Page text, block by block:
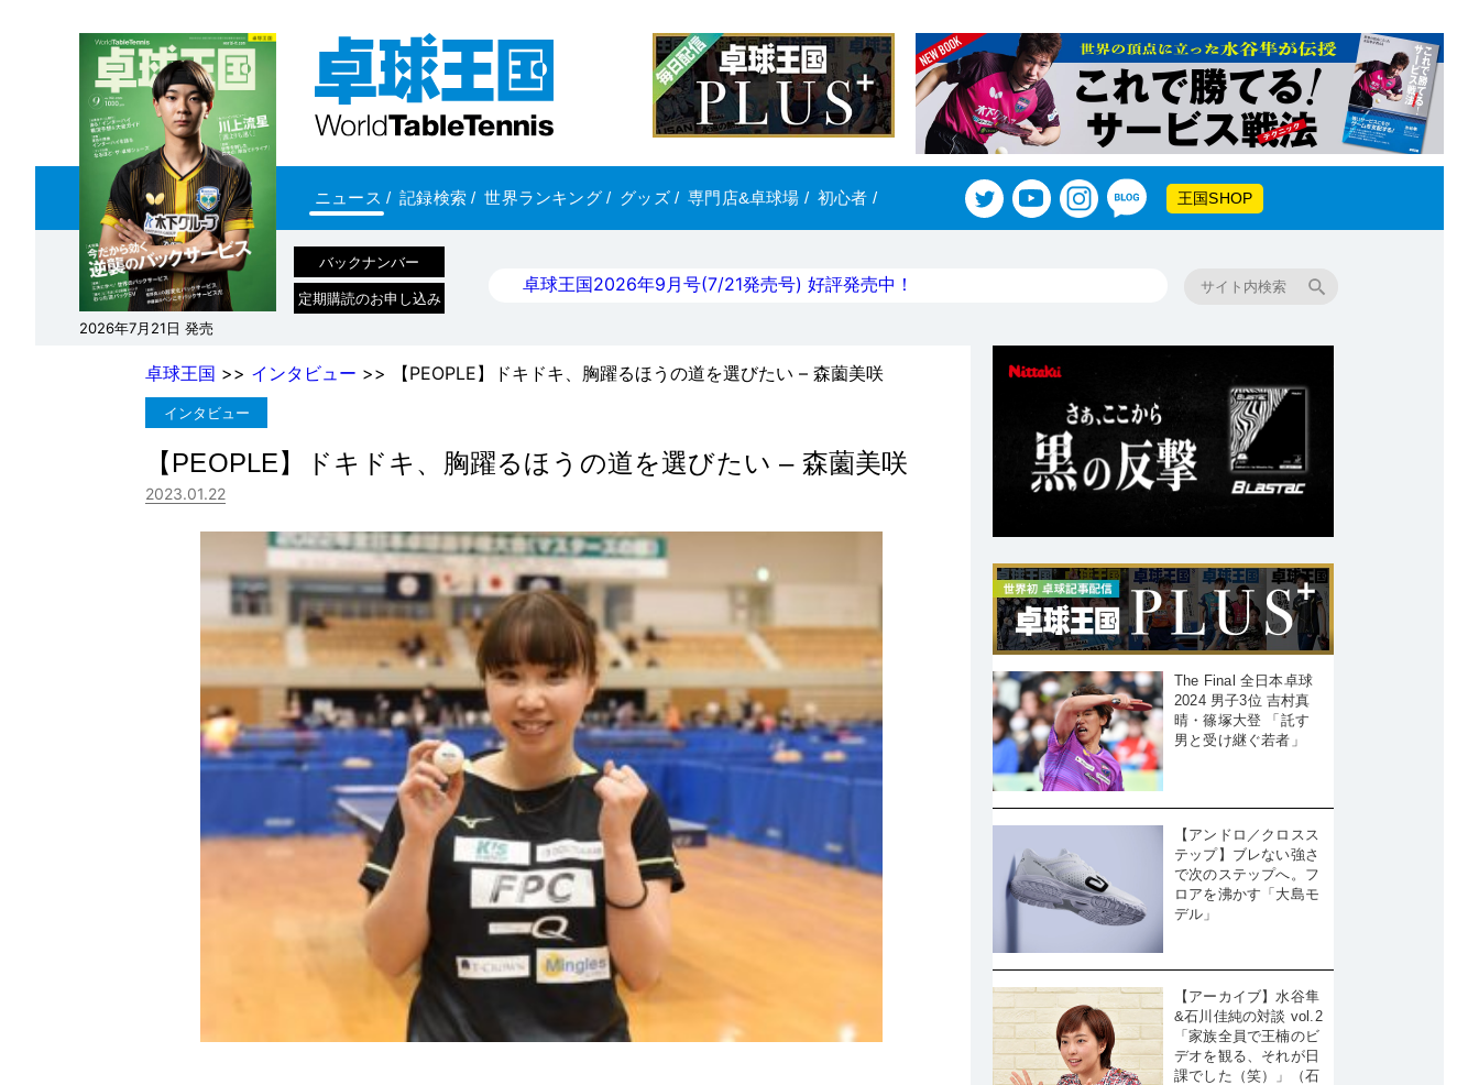
ニュース / 記録検索 / 世界ランキング/ グッズ/ 専門店&卓球場 / 初心者 / 王国SHOP
2026年7月21日 発売
バックナンバー
定期購読のお申し込み
卓球王国2026年9月号(7/21発売号) 好評発売中！
卓球王国 >> インタビュー >> 【PEOPLE】ドキドキ、胸躍るほうの道を選びたい – 森薗美咲
インタビュー
【PEOPLE】ドキドキ、胸躍るほうの道を選びたい – 森薗美咲
2023.01.22
The Final 全日本卓球
2024 男子3位 吉村真
晴・篠塚大登 「託す
男と受け継ぐ若者」
【アンドロ／クロスス
テップ】ブレない強さ
で次のステップへ。フ
ロアを沸かす「大島モ
デル」
【アーカイブ】水谷隼
&石川佳純の対談 vol.2
「家族全員で王楠のビ
デオを観る、それが日
課でした（笑）」（石